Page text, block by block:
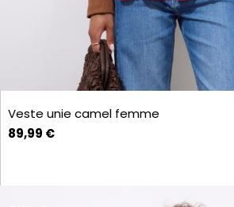
Veste unie camel femme
89,99 €